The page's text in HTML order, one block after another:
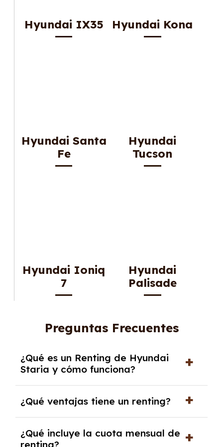
Hyundai IX35 Hyundai Kona
Hyundai Santa
Fe
Hyundai
Tucson
Hyundai Ioniq
7
Hyundai
Palisade
Preguntas Frecuentes
¿Qué es un Renting de Hyundai
Staria y cómo funciona?
ElRenting de Hyundai Stariaes una
dependiendo del modelo o proveedor. Está
¿Qué ventajas tiene un renting?
Elrentingofrece múltiples ventajas. Al
contratarlo, accedes a vehículos nuevos que
¿Qué incluye la cuota mensual de